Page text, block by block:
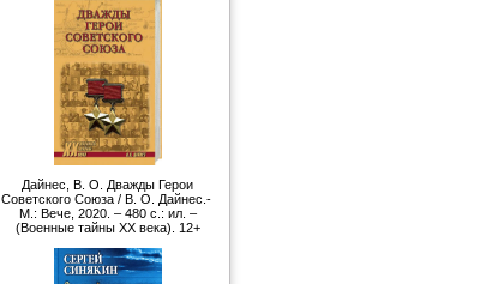
Дайнес, В. О. Дважды Герои
Советского Союза / В. О. Дайнес.-
М.: Вече, 2020. – 480 с.: ил. –
(Военные тайны ХХ века). 12+